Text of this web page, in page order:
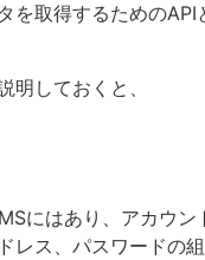
を取得するためのAPI
明しておくと、
にはあり、アカウン
レス、パスワードの